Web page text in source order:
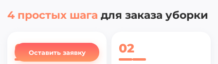
4 простых шага для заказа уборки
01Оставить заявку 02